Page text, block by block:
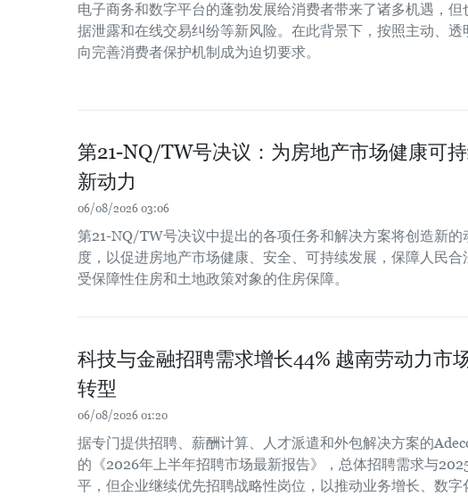
电子商务和数字平台的蓬勃发展给消费者带来了诸多机遇，但
据泄露和在线交易纠纷等新风险。在此背景下，按照主动、透
向完善消费者保护机制成为迫切要求。
第21-NQ/TW号决议：为房地产市场健康可
新动力
06/08/2026 03:06
第21-NQ/TW号决议中提出的各项任务和解决方案将创造新的
度，以促进房地产市场健康、安全、可持续发展，保障人民
受保障性住房和土地政策对象的住房保障。
科技与金融招聘需求增长44% 越南劳动力市
转型
06/08/2026 01:20
据专门提供招聘、薪酬计算、人才派遣和外包解决方案的
的《2026年上半年招聘市场最新报告》，总体招聘需求与
平，但企业继续优先招聘战略性岗位，以推动业务增长、数字